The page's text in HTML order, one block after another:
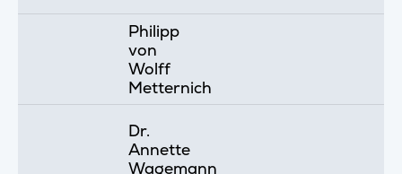
Philipp
von
Wolff
Metternich
Dr.
Annette
Wagemann